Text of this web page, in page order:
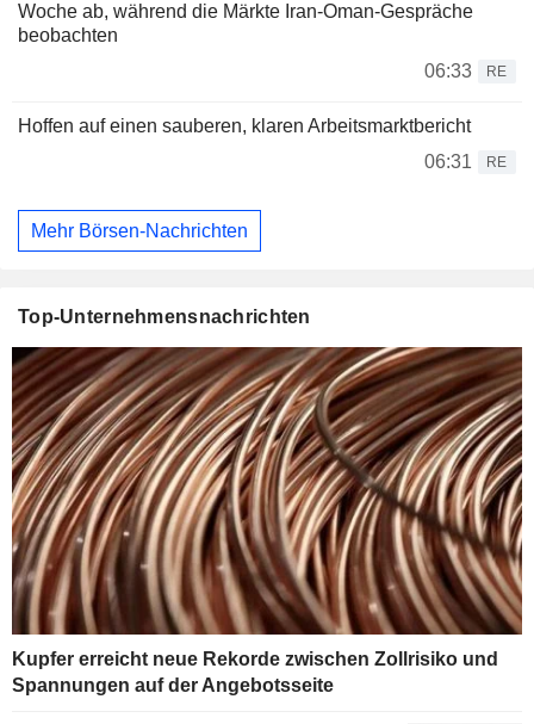
Woche ab, während die Märkte Iran-Oman-Gespräche
beobachten
06:33
RE
Hoffen auf einen sauberen, klaren Arbeitsmarktbericht
06:31
RE
Mehr Börsen-Nachrichten
Top-Unternehmensnachrichten
Kupfer erreicht neue Rekorde zwischen Zollrisiko und
Spannungen auf der Angebotsseite